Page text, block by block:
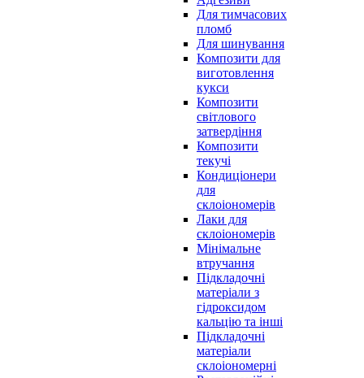
Для тимчасових
пломб
Для шинування
Композити для
виготовлення
кукси
Композити
світлового
затвердіння
Композити
текучі
Кондиціонери
для
склоіономерів
Лаки для
склоіономерів
Мінімальне
втручання
Підкладочні
матеріали з
гідроксидом
кальцію та інші
Підкладочні
матеріали
склоіономерні